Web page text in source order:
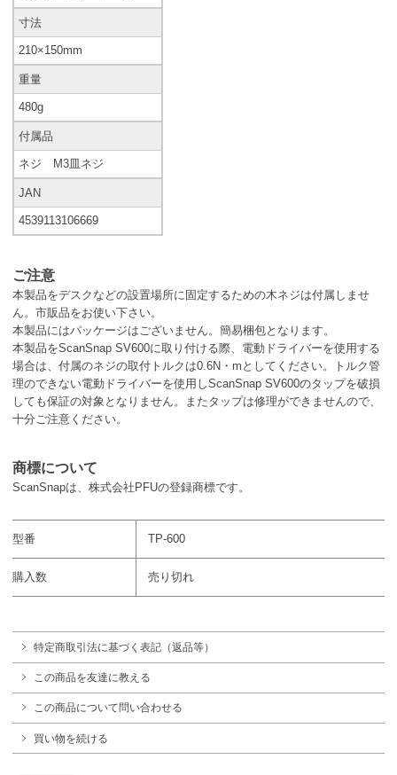
寸法
210×150mm
重量
480g
付属品
ネジ M3皿ネジ
JAN
4539113106669
ご注意
本製品をデスクなどの設置場所に固定するための木ネジは付属しませ
ん。市販品をお使い下さい。
本製品にはパッケージはございません。簡易梱包となります。
本製品をScanSnap SV600に取り付ける際、電動ドライバーを使用する
場合は、付属のネジの取付トルクは0.6N・mとしてください。トルク管
理のできない電動ドライバーを使用しScanSnap SV600のタップを破損
しても保証の対象となりません。またタップは修理ができませんので、
十分ご注意ください。
商標について
ScanSnapは、株式会社PFUの登録商標です。
型番 TP-600
購入数 売り切れ
特定商取引法に基づく表記（返品等）
この商品を友達に教える
この商品について問い合わせる
買い物を続ける